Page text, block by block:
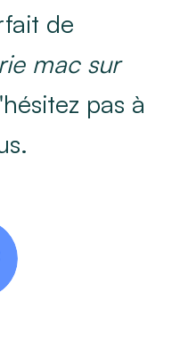
de
mac sur
pas à